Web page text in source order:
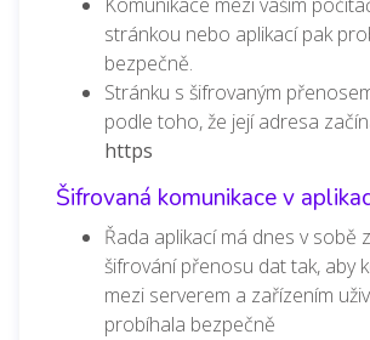
stránkou nebo aplikací pak
bezpečně.
Stránku s šifrovaným
podle toho, že její adresa
https
Šifrovaná komunikace v
Řada aplikací má dnes v sobě
šifrování přenosu dat tak, aby
mezi serverem a zařízením
probíhala bezpečně